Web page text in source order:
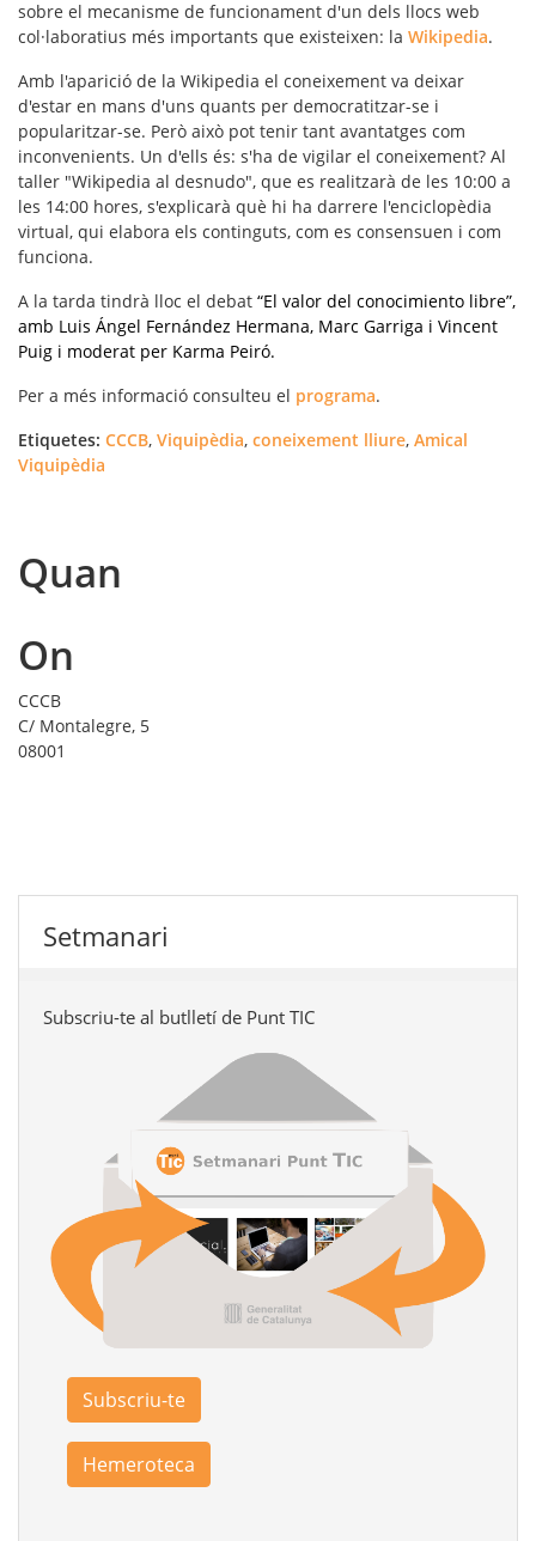
sobre el mecanisme de funcionament d'un dels llocs web
col·laboratius més importants que existeixen: la Wikipedia.
Amb l'aparició de la Wikipedia el coneixement va deixar
d'estar en mans d'uns quants per democratitzar-se i
popularitzar-se. Però això pot tenir tant avantatges com
inconvenients. Un d'ells és: s'ha de vigilar el coneixement? Al
taller "Wikipedia al desnudo", que es realitzarà de les 10:00 a
les 14:00 hores, s'explicarà què hi ha darrere l'enciclopèdia
virtual, qui elabora els continguts, com es consensuen i com
funciona.
A la tarda tindrà lloc el debat “El valor del conocimiento libre”,
amb Luis Ángel Fernández Hermana, Marc Garriga i Vincent
Puig i moderat per Karma Peiró.
Per a més informació consulteu el programa.
Etiquetes: CCCB, Viquipèdia, coneixement lliure, Amical
Viquipèdia
Quan
On
CCCB
C/ Montalegre, 5
08001
Setmanari
Subscriu-te al butlletí de Punt TIC
Subscriu-te
Hemeroteca